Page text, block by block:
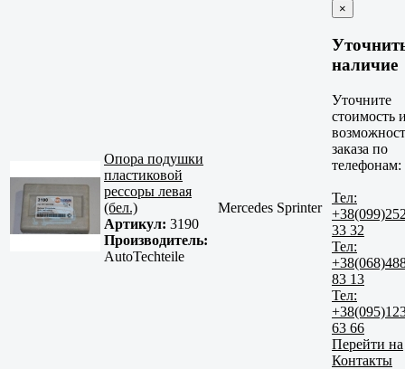
Опора подушки
пластиковой
рессоры левая
(бел.)
Артикул: 3190
Производитель:
AutoTechteile
Mercedes Sprinter
×
наличие
Уточните
стоимость
заказа по
телефонам:
Тел:
33 32
Тел:
83 13
Тел:
63 66
Перейти на
Контакты